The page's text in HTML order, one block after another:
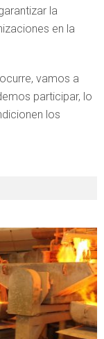
la
en la
vamos a
participar, lo
los